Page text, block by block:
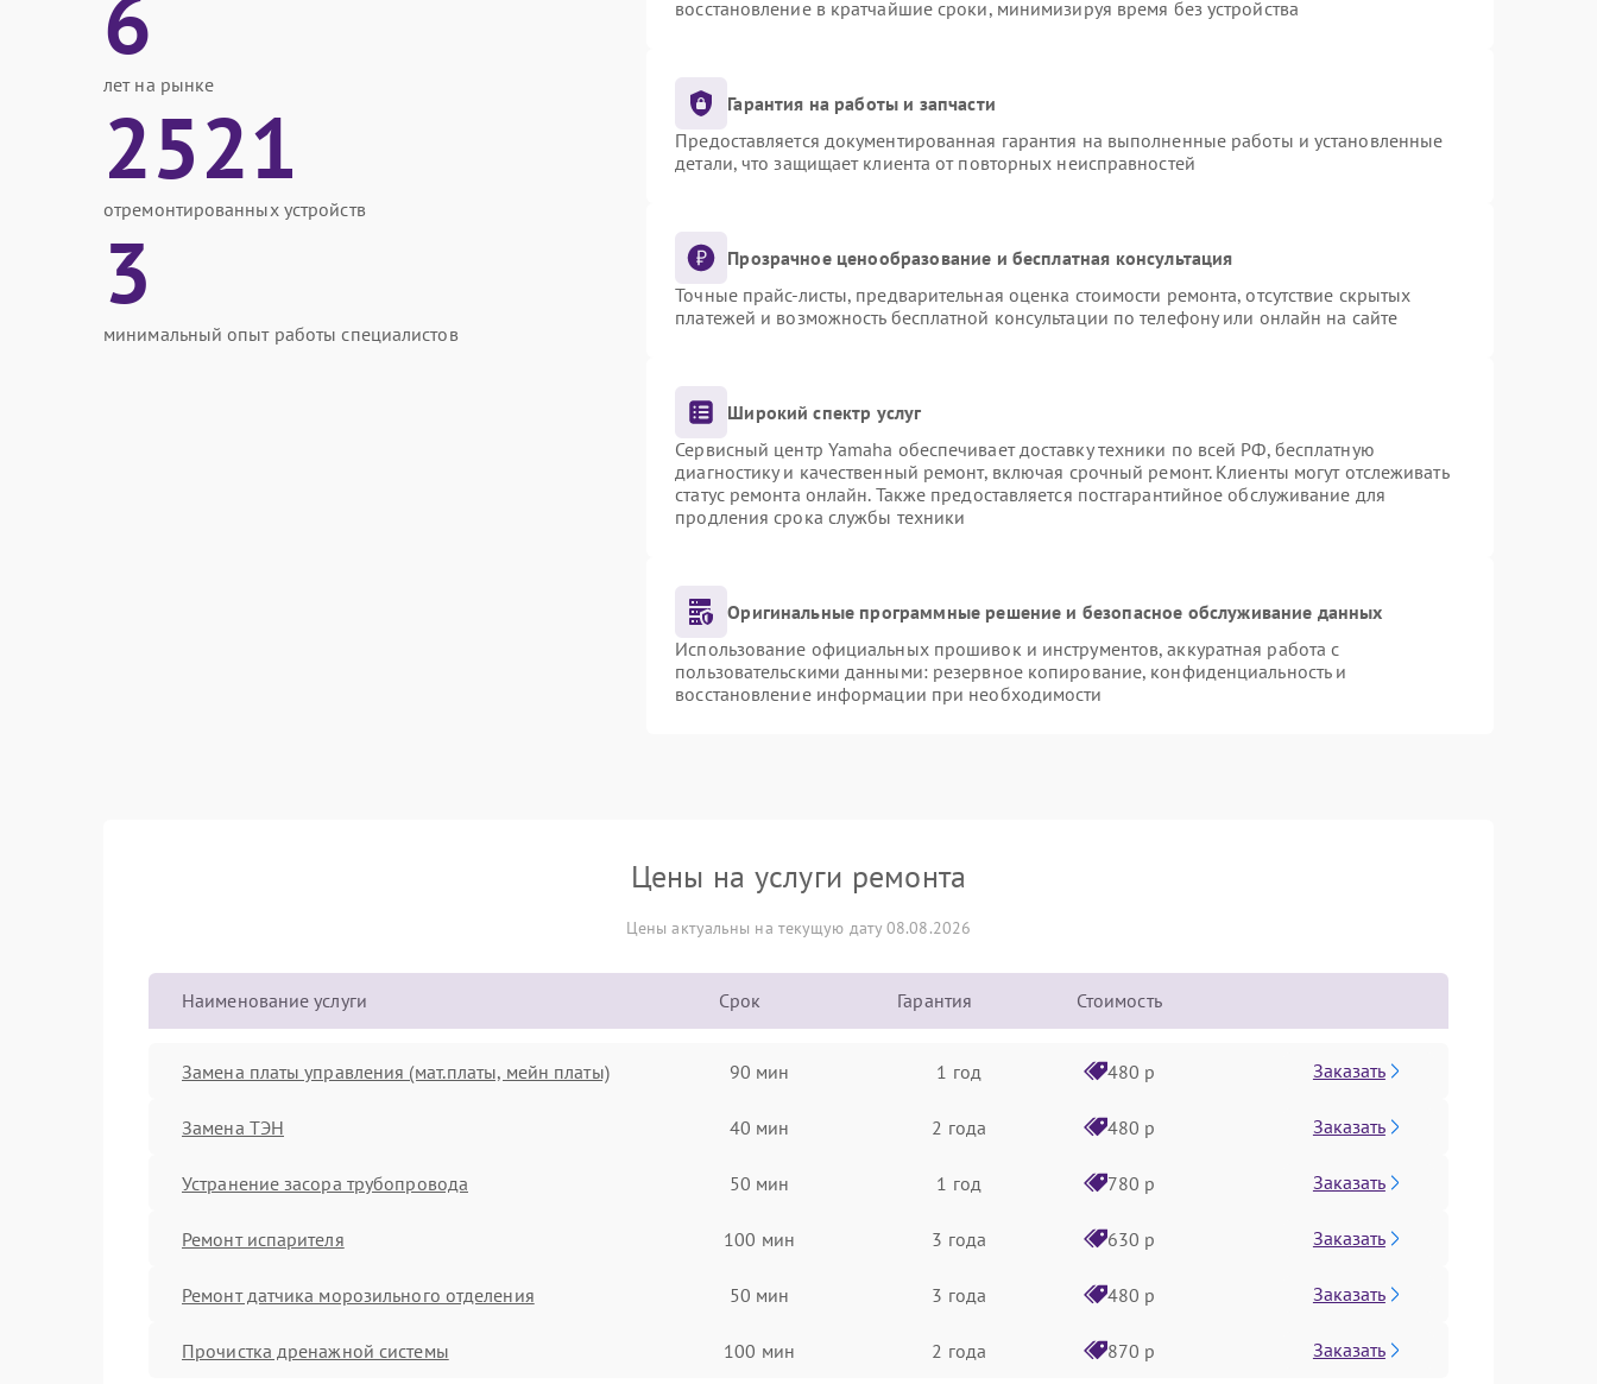
лет на рынке
2521
отремонтированных устройств
3
минимальный опыт работы специалистов
восстановление в кратчайшие сроки, минимизируя время без устройства
Гарантия на работы и запчасти
Предоставляется документированная гарантия на выполненные работы и установленные
детали, что защищает клиента от повторных неисправностей
Прозрачное ценообразование и бесплатная консультация
Точные прайс-листы, предварительная оценка стоимости ремонта, отсутствие скрытых
платежей и возможность бесплатной консультации по телефону или онлайн на сайте
Широкий спектр услуг
Сервисный центр Yamaha обеспечивает доставку техники по всей РФ, бесплатную
диагностику и качественный ремонт, включая срочный ремонт. Клиенты могут отслеживать
статус ремонта онлайн. Также предоставляется постгарантийное обслуживание для
продления срока службы техники
Оригинальные программные решение и безопасное обслуживание данных
Использование официальных прошивок и инструментов, аккуратная работа с
пользовательскими данными: резервное копирование, конфиденциальность и
восстановление информации при необходимости
Цены на услуги ремонта
Цены актуальны на текущую дату 08.08.2026
Наименование услуги Срок Гарантия Стоимость
Замена платы управления (мат.платы, мейн платы) 90 мин 1 год 480 р Заказать
Замена ТЭН 40 мин 2 года 480 р Заказать
Устранение засора трубопровода 50 мин 1 год 780 р Заказать
Ремонт испарителя 100 мин 3 года 630 р Заказать
Ремонт датчика морозильного отделения 50 мин 3 года 480 р Заказать
Прочистка дренажной системы 100 мин 2 года 870 р Заказать